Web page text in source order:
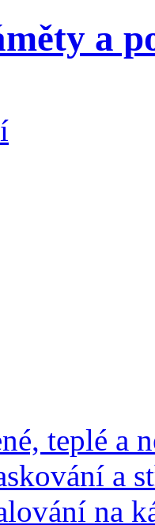
a
teplé a
a
na